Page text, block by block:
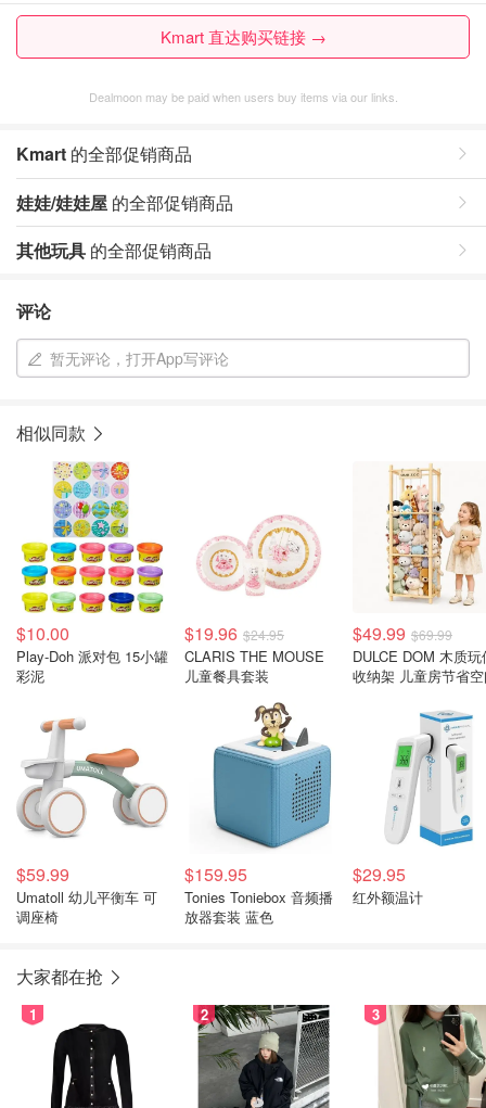
Kmart 直达购买链接 →
Dealmoon may be paid when users buy items via our links.
Kmart 的全部促销商品
娃娃/娃娃屋 的全部促销商品
其他玩具 的全部促销商品
评论
暂无评论，打开App写评论
相似同款
$10.00
Play-Doh 派对包 15小罐
彩泥
$19.96 $24.95
CLARIS THE MOUSE
儿童餐具套装
$49.99 $69.99
DULCE DOM 木质玩
收纳架 儿童房节省
$59.99
Umatoll 幼儿平衡车 可
调座椅
$159.95
Tonies Toniebox 音频播
放器套装 蓝色
$29.95
红外额温计
大家都在抢
1 2 3